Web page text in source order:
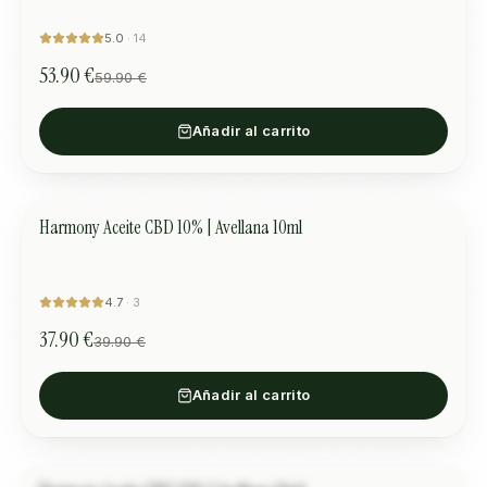
5.0 · 14
53.90 €59.90 €
Añadir al carrito
ARMONÍA Y EQUILIBRIO
Harmony Aceite CBD 10% | Avellana 10ml
4.7 · 3
37.90 €39.90 €
Añadir al carrito